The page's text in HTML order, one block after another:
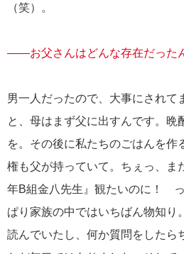
（笑）。
――お父さんはどんな存在だった
男一人だったので、大事にされて
と、母はまず父に出すんです。晩
を。その後に私たちのごはんを作
権も父が持っていて。ちぇっ、ま
年B組金八先生』観たいのに！
ぱり家族の中ではいちばん物知り
読んでいたし、何か質問をしたら